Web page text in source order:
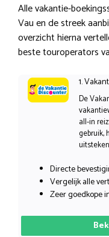
Alle vakantie-
Vau en de streek
overzicht hierna
beste touroperators
1.
De
all-in
gebruik,
Directe
Vergelijk alle
Zeer goedkope